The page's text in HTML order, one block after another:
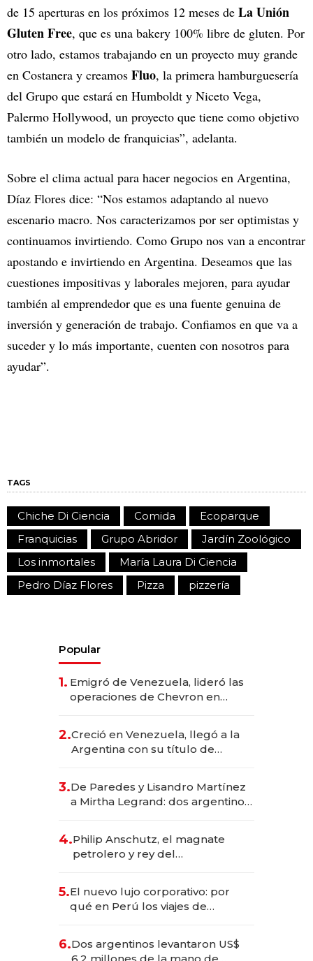
de 15 aperturas en los próximos 12 meses de La Unión
Gluten Free, que es una bakery 100% libre de gluten. Por
otro lado, estamos trabajando en un proyecto muy grande
en Costanera y creamos Fluo, la primera hamburguesería
del Grupo que estará en Humboldt y Niceto Vega,
Palermo Hollywood, un proyecto que tiene como objetivo
también un modelo de franquicias”, adelanta.
Sobre el clima actual para hacer negocios en Argentina,
Díaz Flores dice: “Nos estamos adaptando al nuevo
escenario macro. Nos caracterizamos por ser optimistas y
continuamos invirtiendo. Como Grupo nos van a encontrar
apostando e invirtiendo en Argentina. Deseamos que las
cuestiones impositivas y laborales mejoren, para ayudar
también al emprendedor que es una fuente genuina de
inversión y generación de trabajo. Confiamos en que va a
suceder y lo más importante, cuenten con nosotros para
ayudar”.
TAGS
Chiche Di Ciencia Comida
Ecoparque
Franquicias
Grupo Abridor
Jardín Zoológico
Los inmortales
María Laura Di Ciencia
Pedro Díaz Flores
Pizza pizzería
Popular
1. Emigró de Venezuela, lideró las
operaciones de Chevron en
2.Creció en Venezuela, llegó a la
Argentina con su título de
las marcas "fast premium"
3.De Paredes y Lisandro Martínez
a Mirtha Legrand: dos argentinos
4.Philip Anschutz, el magnate
petrolero y rey del
Fénix
5.El nuevo lujo corporativo: por
qué en Perú los viajes de
para convertirse en experiencias
transformadoras
6.Dos argentinos levantaron US$